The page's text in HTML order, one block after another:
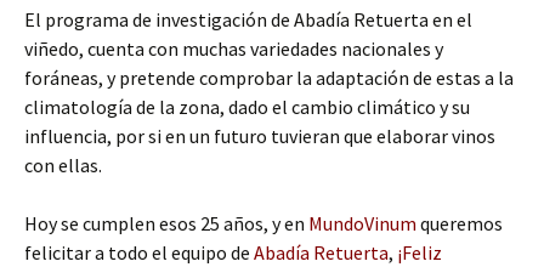
El programa de investigación de Abadía Retuerta en el
viñedo, cuenta con muchas variedades nacionales y
foráneas, y pretende comprobar la adaptación de estas a la
climatología de la zona, dado el cambio climático y su
influencia, por si en un futuro tuvieran que elaborar vinos
con ellas.
Hoy se cumplen esos 25 años, y en MundoVinum queremos
felicitar a todo el equipo de Abadía Retuerta, ¡Feliz